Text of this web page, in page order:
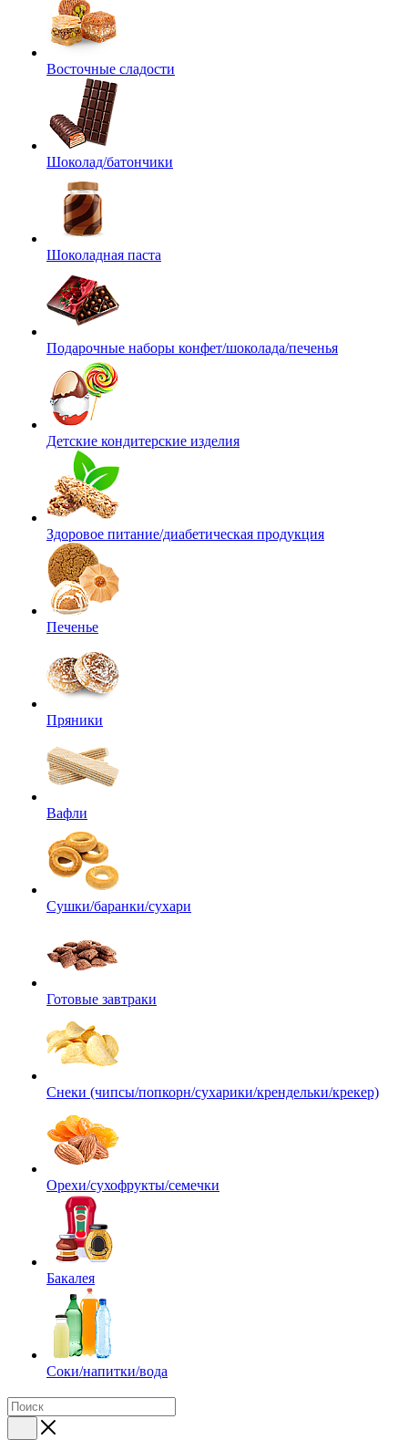
Восточные сладости
Шоколад/батончики
Шоколадная паста
Подарочные наборы конфет/шоколада/печенья
Детские кондитерские изделия
Здоровое питание/диабетическая продукция
Печенье
Пряники
Вафли
Сушки/баранки/сухари
Готовые завтраки
Снеки (чипсы/попкорн/сухарики/крендельки/крекер)
Орехи/сухофрукты/семечки
Бакалея
Соки/напитки/вода